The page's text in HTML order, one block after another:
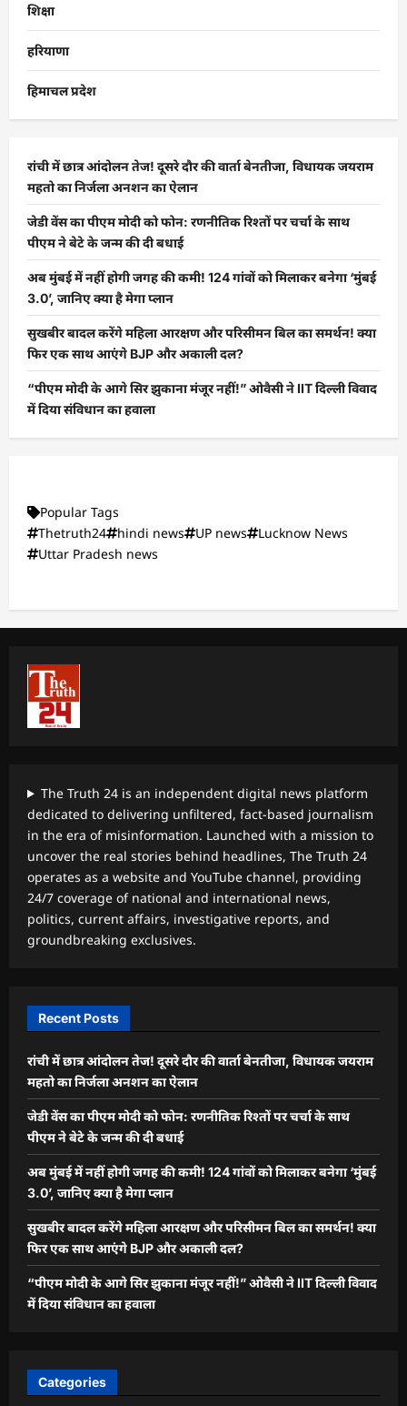
शिक्षा
हरियाणा
हिमाचल प्रदेश
रांची में छात्र आंदोलन तेज! दूसरे दौर की वार्ता बेनतीजा, विधायक जयराम
महतो का निर्जला अनशन का ऐलान
जेडी वेंस का पीएम मोदी को फोन: रणनीतिक रिश्तों पर चर्चा के साथ
पीएम ने बेटे के जन्म की दी बधाई
अब मुंबई में नहीं होगी जगह की कमी! 124 गांवों को मिलाकर बनेगा ‘मुंबई
3.0’, जानिए क्या है मेगा प्लान
सुखबीर बादल करेंगे महिला आरक्षण और परिसीमन बिल का समर्थन! क्या
फिर एक साथ आएंगे BJP और अकाली दल?
“पीएम मोदी के आगे सिर झुकाना मंजूर नहीं!” ओवैसी ने IIT दिल्ली विवाद
में दिया संविधान का हवाला
Popular Tags
Thetruth24
hindi news UP news
Lucknow News
Uttar Pradesh news
The Truth 24 is an independent digital news platform
dedicated to delivering unfiltered, fact-based journalism
in the era of misinformation. Launched with a mission to
uncover the real stories behind headlines, The Truth 24
operates as a website and YouTube channel, providing
24/7 coverage of national and international news,
politics, current affairs, investigative reports, and
groundbreaking exclusives.
Recent Posts
रांची में छात्र आंदोलन तेज! दूसरे दौर की वार्ता बेनतीजा, विधायक जयराम
महतो का निर्जला अनशन का ऐलान
जेडी वेंस का पीएम मोदी को फोन: रणनीतिक रिश्तों पर चर्चा के साथ
पीएम ने बेटे के जन्म की दी बधाई
अब मुंबई में नहीं होगी जगह की कमी! 124 गांवों को मिलाकर बनेगा ‘मुंबई
3.0’, जानिए क्या है मेगा प्लान
सुखबीर बादल करेंगे महिला आरक्षण और परिसीमन बिल का समर्थन! क्या
फिर एक साथ आएंगे BJP और अकाली दल?
“पीएम मोदी के आगे सिर झुकाना मंजूर नहीं!” ओवैसी ने IIT दिल्ली विवाद
में दिया संविधान का हवाला
Categories